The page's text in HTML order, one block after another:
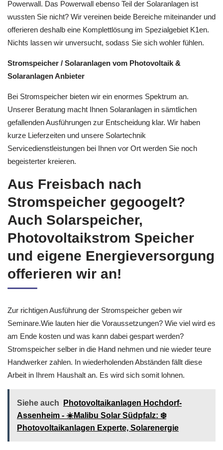
Powerwall. Das Powerwall ebenso Teil der Solaranlagen ist
wussten Sie nicht? Wir vereinen beide Bereiche miteinander und
offerieren deshalb eine Komplettlösung im Spezialgebiet K1en.
Nichts lassen wir unversucht, sodass Sie sich wohler fühlen.
Stromspeicher / Solaranlagen vom Photovoltaik &
Solaranlagen Anbieter
Bei Stromspeicher bieten wir ein enormes Spektrum an.
Unserer Beratung macht Ihnen Solaranlagen in sämtlichen
gefallenden Ausführungen zur Entscheidung klar. Wir haben
kurze Lieferzeiten und unsere Solartechnik
Servicedienstleistungen bei Ihnen vor Ort werden Sie noch
begeisterter kreieren.
Aus Freisbach nach
Stromspeicher gegoogelt?
Auch Solarspeicher,
Photovoltaikstrom Speicher
und eigene Energieversorgung
offerieren wir an!
Zur richtigen Ausführung der Stromspeicher geben wir
Seminare.Wie lauten hier die Voraussetzungen? Wie viel wird es
am Ende kosten und was kann dabei gespart werden?
Stromspeicher selber in die Hand nehmen und nie wieder teure
Handwerker zahlen. In wiederholenden Abständen fällt diese
Arbeit in Ihrem Haushalt an. Es wird sich somit lohnen.
Siehe auch
Photovoltaikanlagen Hochdorf-
Assenheim - ☀️Malibu Solar Südpfalz: ❄️
Photovoltaikanlagen Experte, Solarenergie